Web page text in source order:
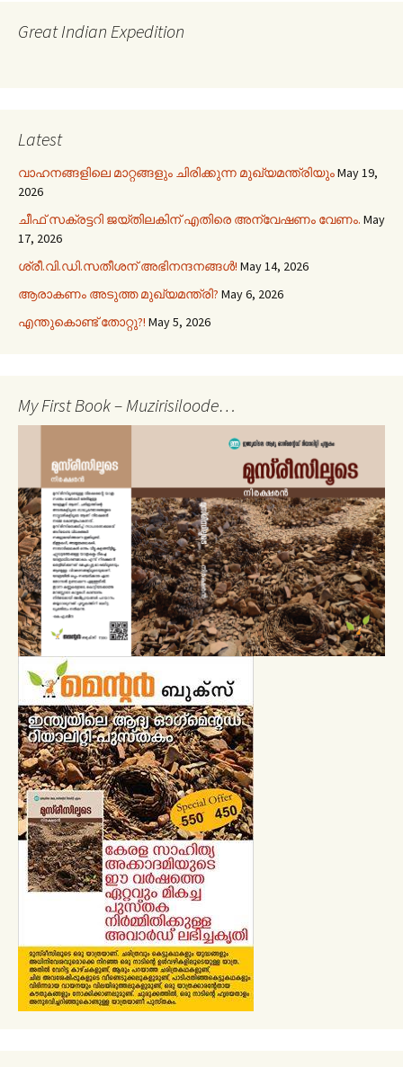
Great Indian Expedition
Latest
വാഹനങ്ങളിലെ മാറ്റങ്ങളും ചിരിക്കുന്ന മുഖ്യമന്ത്രിയുംMay 19,
2026
ചീഫ് സക്രട്ടറി ജയ്തിലകിന് എതിരെ അന്വേഷണം വേണം. May
17, 2026
ശ്രീ.വി.ഡി.സതീശന് അഭിനന്ദനങ്ങൾ! May 14, 2026
ആരാകണം അടുത്ത മുഖ്യമന്ത്രി? May 6, 2026
എന്തുകൊണ്ട് തോറ്റു?! May 5, 2026
My First Book – Muzirisiloode…